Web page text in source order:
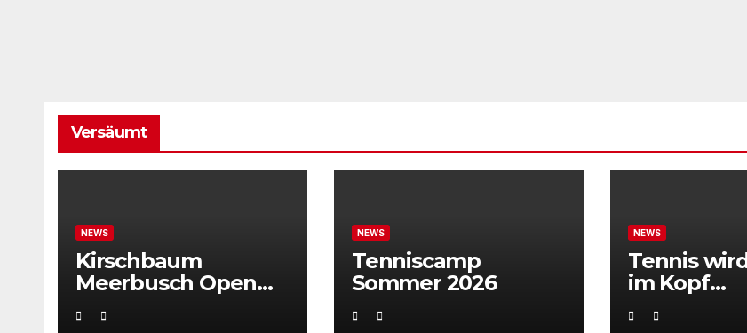
Versäumt
NEWS
Kirschbaum
Meerbusch Open
locken mit
Weltklassetennis
NEWS
Tenniscamp
Sommer 2026
NEWS
Tennis
im Kopf